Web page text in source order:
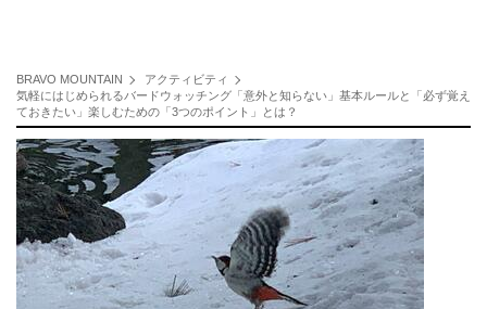
BRAVO MOUNTAIN
アクティビティ
気軽にはじめられるバードウォッチング「意外と知らない」基本ルールと「必ず覚え
ておきたい」楽しむための「3つのポイント」とは？